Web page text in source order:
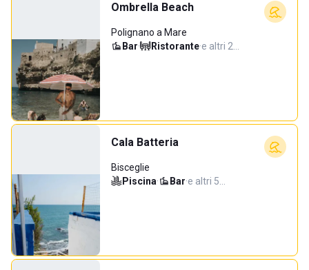
Ombrella Beach
Polignano a Mare
Bar· Ristorante·e altri 2…
Cala Batteria
Bisceglie
Piscina· Bar·e altri 5…